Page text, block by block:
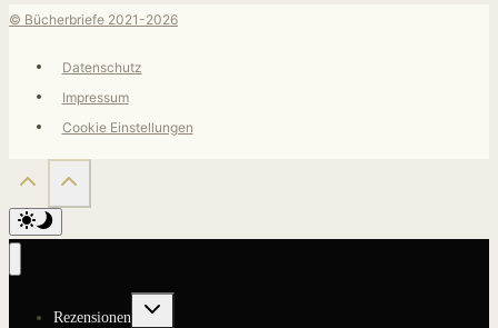
© Bücherbriefe 2021-2026
Datenschutz
Impressum
Cookie Einstellungen
Rezensionen
Untermenü